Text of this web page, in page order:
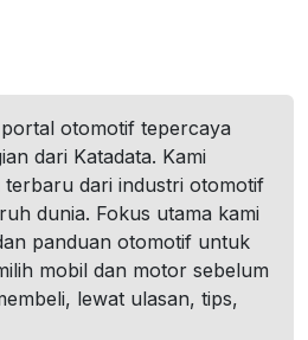
otomotif tepercaya
dari Katadata. Kami
terbaru dari industri otomotif
dunia. Fokus utama kami
panduan otomotif untuk
mobil dan motor sebelum
lewat ulasan, tips,